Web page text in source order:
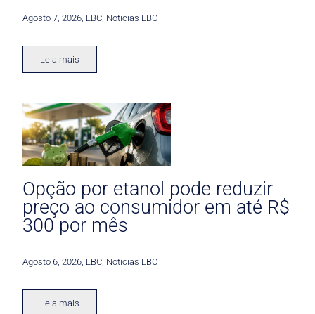
Agosto 7, 2026 LBC Noticias LBC
Leia mais
Opção por etanol pode reduzir
preço ao consumidor em até R$
300 por mês
Agosto 6, 2026 LBC Noticias LBC
Leia mais